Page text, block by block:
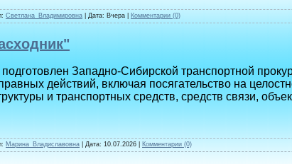
Светлана_Владимировна | Дата: Вчера Комментарии (0)
Западно-Сибирской транспортной
действий, включая посягательство на
и транспортных средств, средств связи,
Марина_Владиславовна | Дата: 10.07.2026 Комментарии (0)